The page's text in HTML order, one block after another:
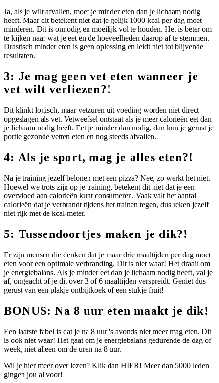
Ja, als je wilt afvallen, moet je minder eten dan je lichaam nodig
heeft. Maar dit betekent niet dat je gelijk 1000 kcal per dag moet
minderen. Dit is onnodig en moeilijk vol te houden. Het is beter om
te kijken naar wat je eet en de hoeveelheden daarop af te stemmen.
Drastisch minder eten is geen oplossing en leidt niet tot blijvende
resultaten.
3: Je mag geen vet eten wanneer je
vet wilt verliezen?!
Dit klinkt logisch, maar vetzuren uit voeding worden niet direct
opgeslagen als vet. Vetweefsel ontstaat als je meer calorieën eet dan
je lichaam nodig heeft. Eet je minder dan nodig, dan kun je gerust je
portie gezonde vetten eten en nog steeds afvallen.
4: Als je sport, mag je alles eten?!
Na je training jezelf belonen met een pizza? Nee, zo werkt het niet.
Hoewel we trots zijn op je training, betekent dit niet dat je een
overvloed aan calorieën kunt consumeren. Vaak valt het aantal
calorieën dat je verbrandt tijdens het trainen tegen, dus reken jezelf
niet rijk met de kcal-meter.
5: Tussendoortjes maken je dik?!
Er zijn mensen die denken dat je maar drie maaltijden per dag moet
eten voor een optimale verbranding. Dit is niet waar! Het draait om
je energiebalans. Als je minder eet dan je lichaam nodig heeft, val je
af, ongeacht of je dit over 3 of 6 maaltijden verspreidt. Geniet dus
gerust van een plakje ontbijtkoek of een stukje fruit!
BONUS: Na 8 uur eten maakt je dik!
Een laatste fabel is dat je na 8 uur 's avonds niet meer mag eten. Dit
is ook niet waar! Het gaat om je energiebalans gedurende de dag of
week, niet alleen om de uren na 8 uur.
Wil je hier meer over lezen? Klik dan HIER! Meer dan 5000 leden
gingen jou al voor!